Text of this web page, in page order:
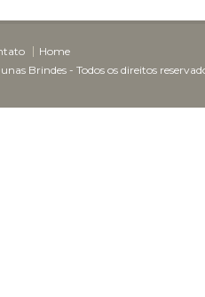
Home
Brindes - Todos os direitos